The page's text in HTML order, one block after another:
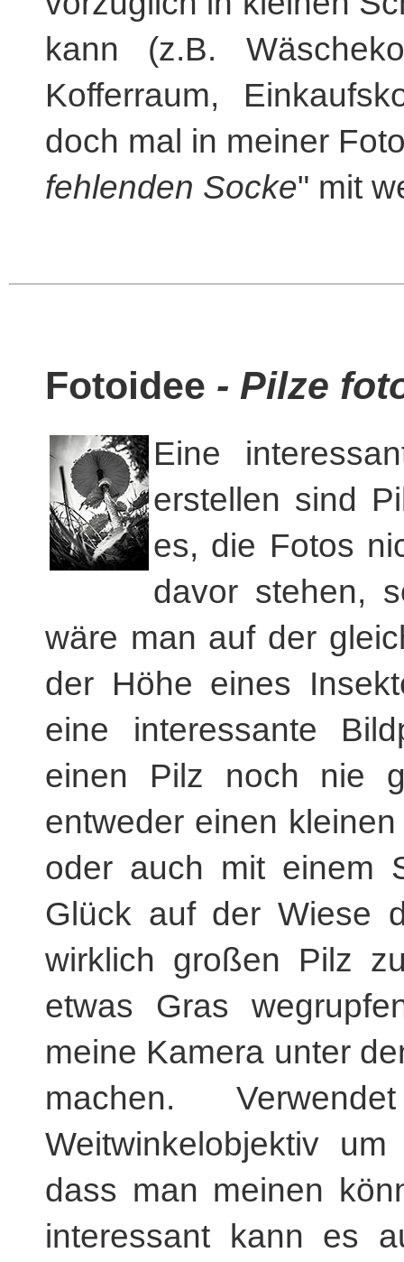
kann (z.B.
Kofferraum,
doch mal in meiner
fehlenden Socke" mit
Fotoidee - Pilze
Eine
erstellen sind
es, die Fotos
davor stehen,
wäre man auf der
der Höhe eines
eine interessante
einen Pilz noch nie
entweder einen
oder auch mit einem
Glück auf der Wiese
wirklich großen Pilz
etwas Gras
meine Kamera unter
machen.
Weitwinkelobjektiv
dass man meinen
interessant kann es